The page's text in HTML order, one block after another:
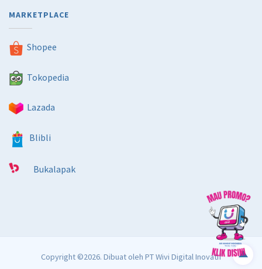
MARKETPLACE
Shopee
Tokopedia
Lazada
Blibli
Bukalapak
Copyright ©2026. Dibuat oleh PT Wivi Digital Inovatif